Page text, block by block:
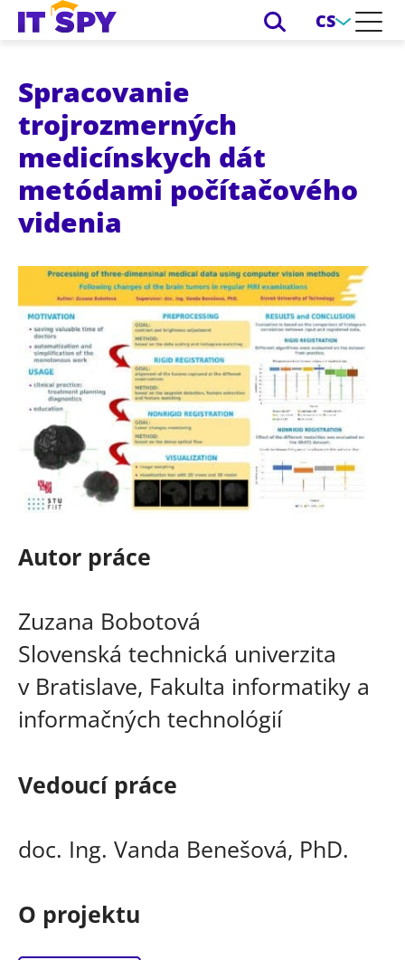
CS
Spracovanie
trojrozmerných
medicínskych dát
metódami počítačového
videnia
Autor práce
Zuzana Bobotová
Slovenská technická univerzita
v Bratislave, Fakulta informatiky a
informačných technológií
Vedoucí práce
doc. Ing. Vanda Benešová, PhD.
O projektu